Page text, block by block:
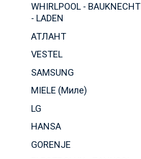
WHIRLPOOL - BAUKNECHT
- LADEN
АТЛАНТ
VESTEL
SAMSUNG
MIELE (Миле)
LG
HANSA
GORENJE